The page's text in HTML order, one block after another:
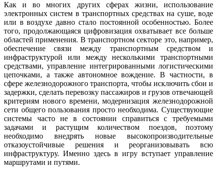
Как и во многих других сферах жизни, использование
электронных систем в транспортных средствах на суше, воде
или в воздухе давно стало постоянной особенностью. Более
того, продолжающаяся цифровизация охватывает все больше
областей применения. В транспортном секторе это, например,
обеспечение связи между транспортным средством и
инфраструктурой или между несколькими транспортными
средствами, управление интегрированными логистическими
цепочками, а также автономное вождение. В частности, в
сфере железнодорожного транспорта, чтобы исключить сбои и
задержки, сделать перевозку пассажиров и грузов отвечающей
критериям нового времени, модернизация железнодорожной
сети общего пользования просто необходима. Существующие
системы часто не в состоянии справиться с требуемыми
задачами и растущим количеством поездов, поэтому
необходимо внедрять новые высокопроизводительные
отказоустойчивые решения и реорганизовывать всю
инфраструктуру. Именно здесь в игру вступает управление
маршрутами и путями.